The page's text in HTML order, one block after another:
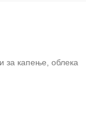
за капење, облека